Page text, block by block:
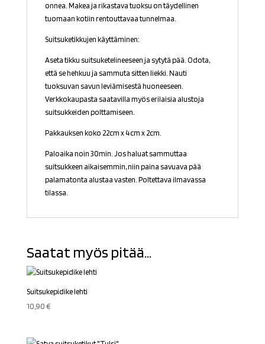
onnea. Makea ja rikastava tuoksu on täydellinen
tuomaan kotiin rentouttavaa tunnelmaa.
Suitsuketikkujen käyttäminen:
Aseta tikku suitsuketelineeseen ja sytytä pää. Odota,
että se hehkuu ja sammuta sitten liekki. Nauti
tuoksuvan savun leviämisestä huoneeseen.
Verkkokaupasta saatavilla myös erilaisia alustoja
suitsukkeiden polttamiseen.
Pakkauksen koko 22cm x 4cm x 2cm.
Paloaika noin 30min. Jos haluat sammuttaa
suitsukkeen aikaisemmin, niin paina savuava pää
palamatonta alustaa vasten. Poltettava ilmavassa
tilassa.
Saatat myös pitää...
Suitsukepidike lehti
10,90€